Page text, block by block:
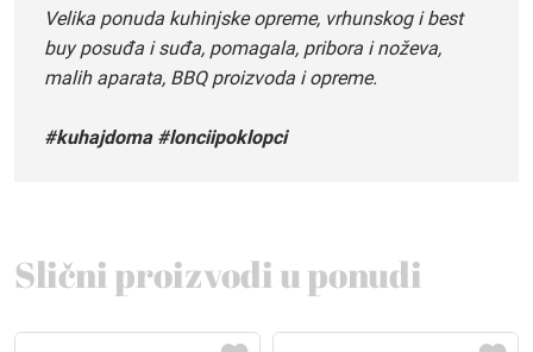
Velika ponuda kuhinjske opreme, vrhunskog i best
buy posuđa i suđa, pomagala, pribora i noževa,
malih aparata, BBQ proizvoda i opreme.
#kuhajdoma #lonciipoklopci
Slični proizvodi u ponudi